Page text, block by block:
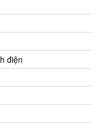
điện